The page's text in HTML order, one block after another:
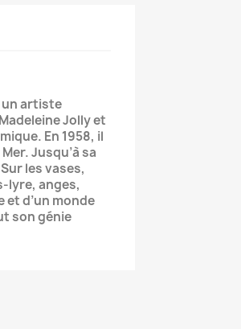
un artiste
Jolly et
En 1958, il
Jusqu’à sa
les vases,
lyre, anges,
d’un monde
son génie